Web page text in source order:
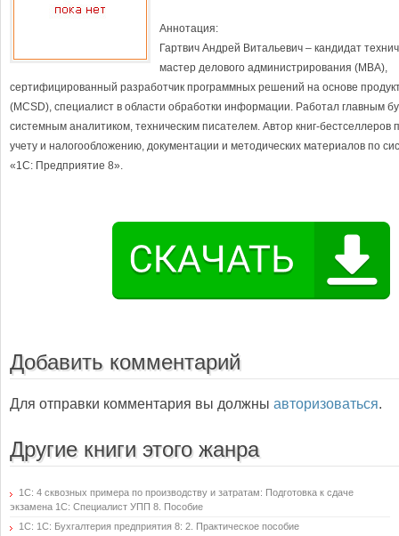
Аннотация:
Гартвич Андрей Витальевич – кандидат
мастер делового администрирования (MBA),
сертифицированный разработчик программных решений на основе
(MCSD), специалист в области обработки информации. Работал главным
системным аналитиком, техническим писателем. Автор книг-бестселлеров
учету и налогообложению, документации и методических материалов по
«1С: Предприятие 8».
Добавить комментарий
Для отправки комментария вы должны авторизоваться.
Другие книги этого жанра
1С: 4 сквозных примера по производству и затратам: Подготовка к сдаче
экзамена 1С: Специалист УПП 8. Пособие
1С: 1C: Бухгалтерия предприятия 8: 2. Практическое пособие